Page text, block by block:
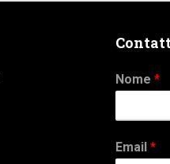
Nome *
Email *